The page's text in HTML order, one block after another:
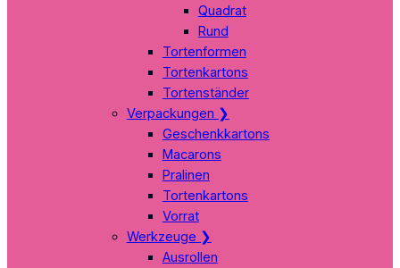
Quadrat
Rund
Tortenformen
Tortenkartons
Tortenständer
Verpackungen ❯
Geschenkkartons
Macarons
Pralinen
Tortenkartons
Vorrat
Werkzeuge ❯
Ausrollen